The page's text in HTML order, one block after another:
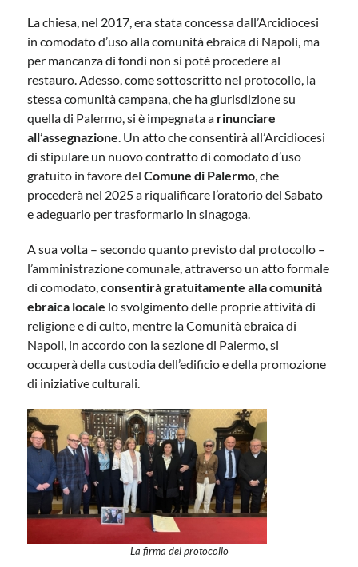
La chiesa, nel 2017, era stata concessa dall’Arcidiocesi
in comodato d’uso alla comunità ebraica di Napoli, ma
per mancanza di fondi non si potè procedere al
restauro. Adesso, come sottoscritto nel protocollo, la
stessa comunità campana, che ha giurisdizione su
quella di Palermo, si è impegnata a rinunciare
all’assegnazione. Un atto che consentirà all’Arcidiocesi
di stipulare un nuovo contratto di comodato d’uso
gratuito in favore delComune di Palermo, che
procederà nel 2025 a riqualificare l’oratorio del Sabato
e adeguarlo per trasformarlo in sinagoga.
A sua volta – secondo quanto previsto dal protocollo –
l’amministrazione comunale, attraverso un atto formale
di comodato,consentirà gratuitamente alla comunità
ebraica locale lo svolgimento delle proprie attività di
religione e di culto, mentre la Comunità ebraica di
Napoli, in accordo con la sezione di Palermo, si
occuperà della custodia dell’edificio e della promozione
di iniziative culturali.
La firma del protocollo